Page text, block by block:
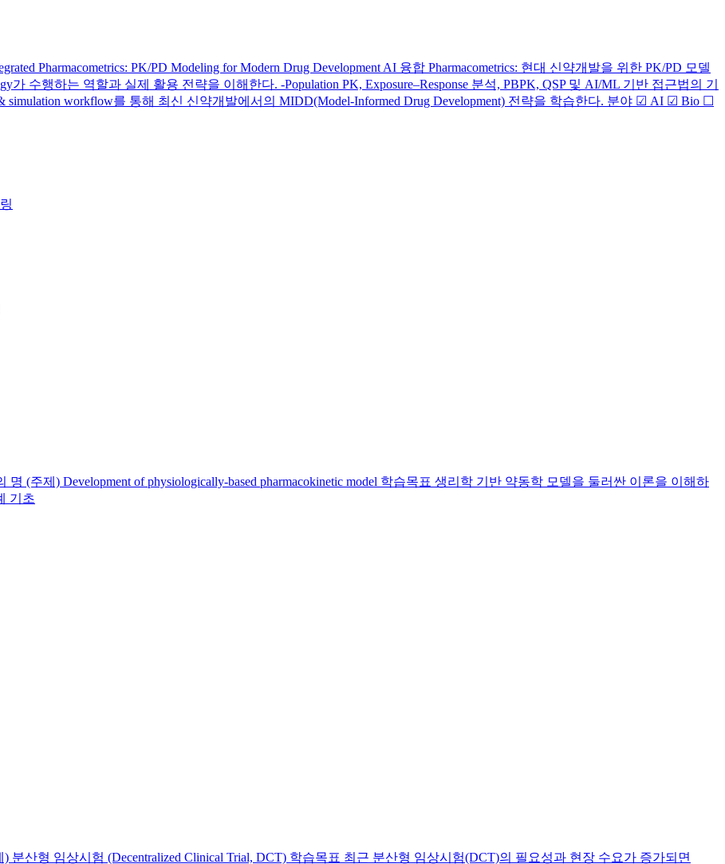
Pharmacometrics: PK/PD Modeling for Modern Drug Development AI 융합 Pharmacometrics: 현대 신약개발을 위한 PK/PD 모델
가 수행하는 역할과 실제 활용 전략을 이해한다. -Population PK, Exposure–Response 분석, PBPK, QSP 및 AI/ML 기반 접근법의 기
simulation workflow를 통해 최신 신약개발에서의 MIDD(Model-Informed Drug Development) 전략을 학습한다. 분야 ☑ AI ☑ Bio ☐
(주제) Development of physiologically-based pharmacokinetic model 학습목표 생리학 기반 약동학 모델을 둘러싼 이론을 이해하
기초
산형 임상시험 (Decentralized Clinical Trial, DCT) 학습목표 최근 분산형 임상시험(DCT)의 필요성과 현장 수요가 증가되면